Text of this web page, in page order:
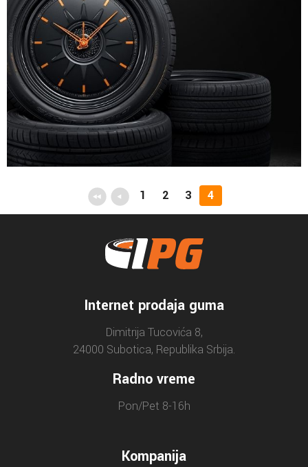
1 2 3 4
Internet prodaja guma
Dimitrija Tucovića 8,
24000 Subotica, Republika Srbija.
Radno vreme
Pon/Pet 8-16h
Kompanija